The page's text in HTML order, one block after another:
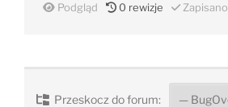
Podgląd 0 rewizje Zapisano
Przeskocz do forum: